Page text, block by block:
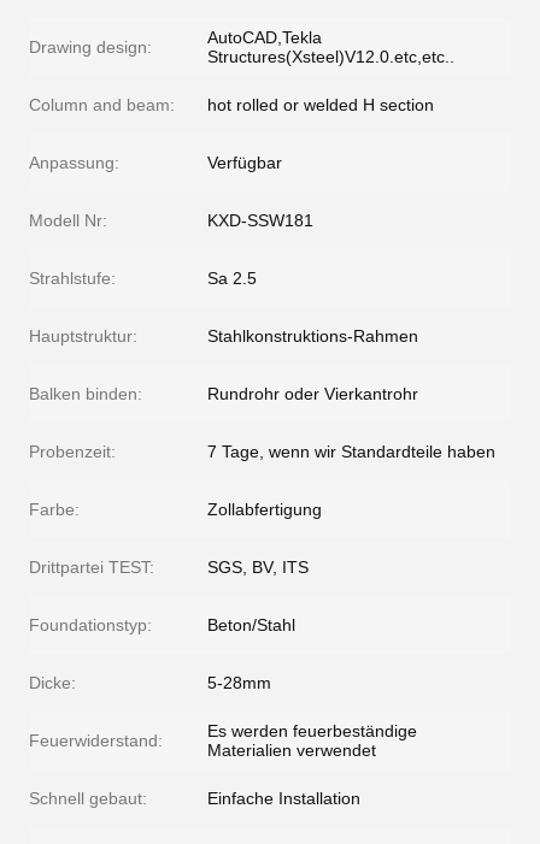
Drawing design:
AutoCAD,Tekla
Structures(Xsteel)V12.0.etc,etc..
Column and beam: hot rolled or welded H section
Anpassung: Verfügbar
Modell Nr: KXD-SSW181
Strahlstufe: Sa 2.5
Hauptstruktur: Stahlkonstruktions-Rahmen
Balken binden: Rundrohr oder Vierkantrohr
Probenzeit: 7 Tage, wenn wir Standardteile haben
Farbe: Zollabfertigung
Drittpartei TEST: SGS, BV, ITS
Foundationstyp: Beton/Stahl
Dicke: 5-28mm
Feuerwiderstand:
Es werden feuerbeständige
Materialien verwendet
Schnell gebaut: Einfache Installation